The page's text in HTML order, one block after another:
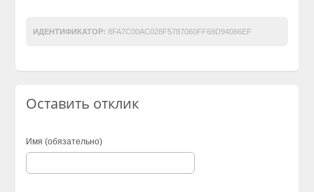
ИДЕНТИФИКАТОР: 8FA7C00AC028F5787060FF69D94066EF
Оставить отклик
Имя (обязательно)